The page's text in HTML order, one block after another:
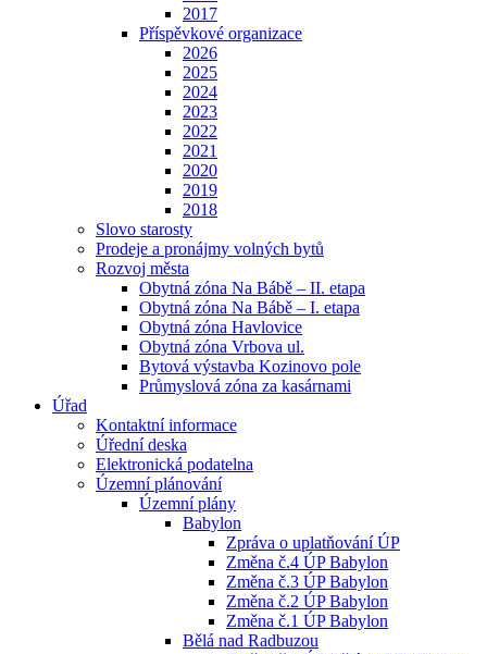
2017
Příspěvkové organizace
2026
2025
2024
2023
2022
2021
2020
2019
2018
Slovo starosty
Prodeje a pronájmy volných bytů
Rozvoj města
Obytná zóna Na Bábě – II. etapa
Obytná zóna Na Bábě – I. etapa
Obytná zóna Havlovice
Obytná zóna Vrbova ul.
Bytová výstavba Kozinovo pole
Průmyslová zóna za kasárnami
Úřad
Kontaktní informace
Úřední deska
Elektronická podatelna
Územní plánování
Územní plány
Babylon
Zpráva o uplatňování ÚP
Změna č.4 ÚP Babylon
Změna č.3 ÚP Babylon
Změna č.2 ÚP Babylon
Změna č.1 ÚP Babylon
Bělá nad Radbuzou